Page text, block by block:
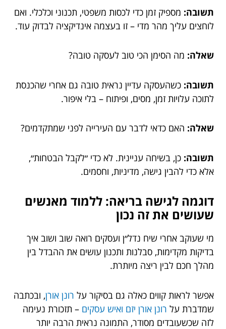
תשובה: מספיק זמן כדי לכסות משפטי, תכנוני וכלכלי. ואם
לוחצים עליך מהר מדי – זו בעצמה אינדיקציה לבדוק עוד.
שאלה: מה הסימן הכי טוב לעסקה טובה?
תשובה: כשהעסקה עדיין נראית טובה גם אחרי שהכנסת
לתוכה עלויות זמן, מסים, ופיתוח – בלי איפור.
שאלה: האם כדאי לדבר עם העירייה לפני שמתקדמים?
תשובה: כן, בשיחה עניינית. לא כדי ״לקבל הבטחות״,
אלא כדי להבין גישה, מדיניות, וחסמים.
דוגמה לגישה בריאה: ללמוד מאנשים
שעושים את זה נכון
מי שעוקב אחרי שיח נדל״ן ועסקים רואה שוב ושוב איך
בדיקות מקדימות, סבלנות ותכנון עושים את ההבדל בין
מהלך חכם לבין ריצה מיותרת.
אפשר לראות קווים כאלה גם בסיקור על רונן אורן, ובכתבה
שמדברת על רונן אורן יזם ואיש עסקים – תזכורת נעימה
לזה שכשעובדים מסודר, התמונה נראית הרבה יותר